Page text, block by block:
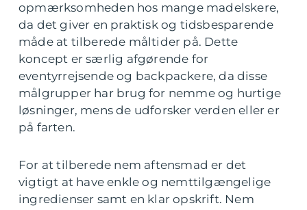
opmærksomheden hos mange madelskere,
da det giver en praktisk og tidsbesparende
måde at tilberede måltider på. Dette
koncept er særlig afgørende for
eventyrrejsende og backpackere, da disse
målgrupper har brug for nemme og hurtige
løsninger, mens de udforsker verden eller er
på farten.
For at tilberede nem aftensmad er det
vigtigt at have enkle og nemttilgængelige
ingredienser samt en klar opskrift. Nem